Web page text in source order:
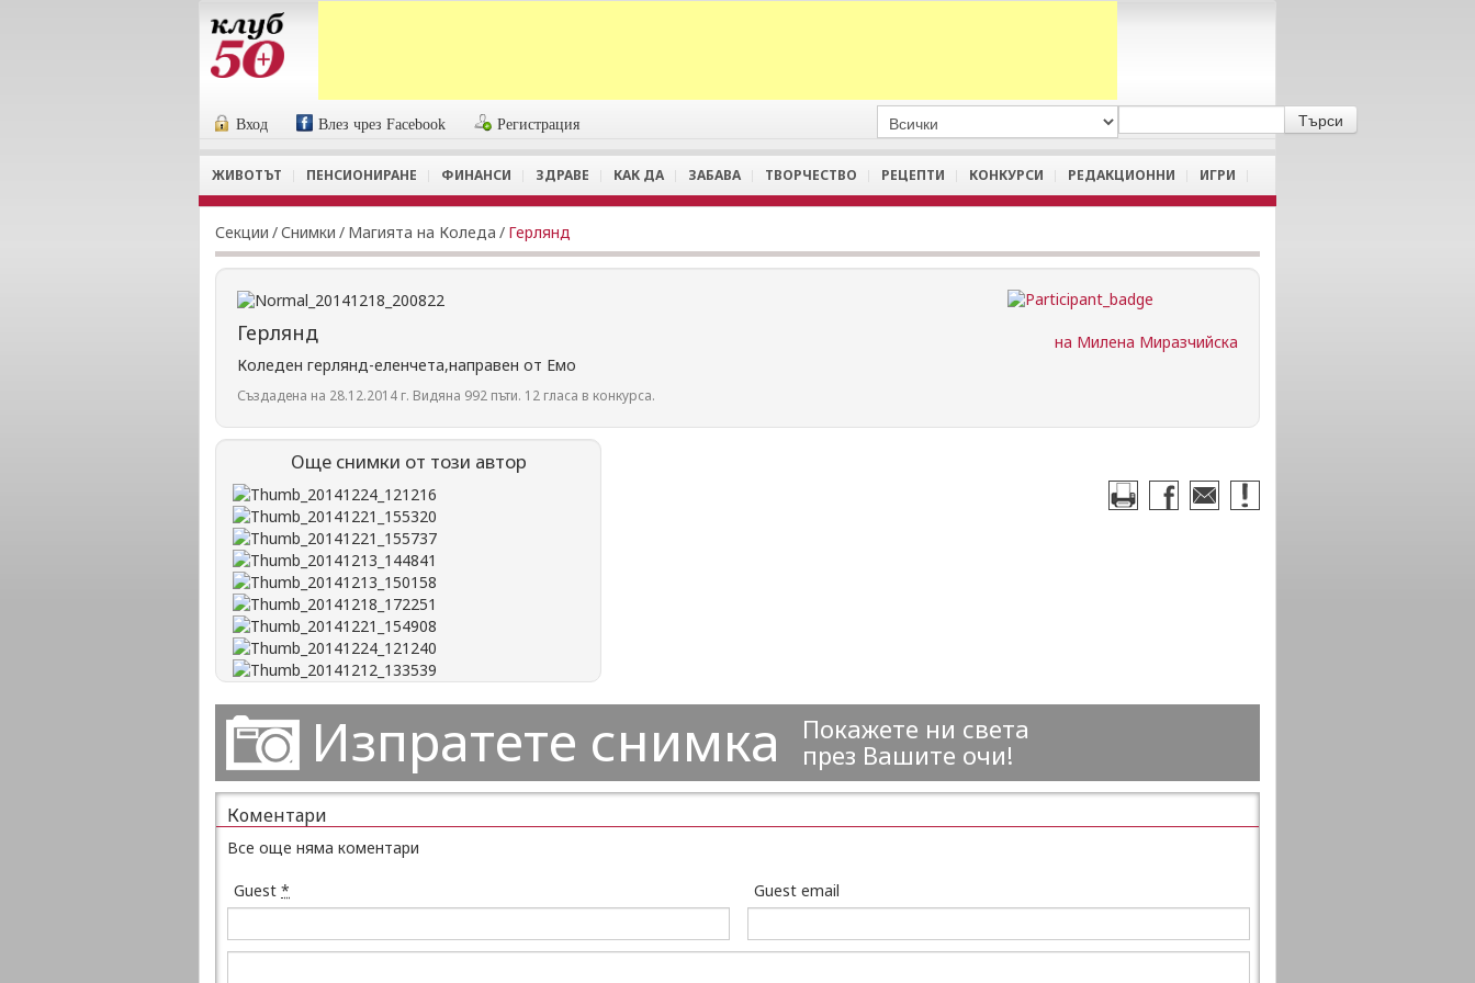
Вход Влез чрез Facebook Регистрация
ЖИВОТЪТ ПЕНСИОНИРАНЕ ФИНАНСИ ЗДРАВЕ КАК ДА ЗАБАВА ТВОРЧЕСТВО РЕЦЕПТИ КОНКУРСИ РЕДАКЦИОННИ ИГРИ
Секции /Снимки / Магията на Коледа / Герлянд
на Милена Миразчийска
Герлянд
Коледен герлянд-еленчета,направен от Емо
Създадена на 28.12.2014 г. Видяна 992 пъти. 12 гласа в конкурса.
Още снимки от този автор
Изпратете снимка
Покажете ни света
през Вашите очи!
Коментари
Все още няма коментари
Guest * Guest email